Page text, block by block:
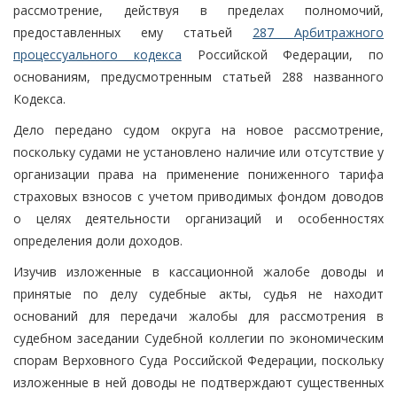
рассмотрение, действуя в пределах полномочий,
предоставленных ему статьей 287 Арбитражного
процессуального кодекса Российской Федерации, по
основаниям, предусмотренным статьей 288 названного
Кодекса.
Дело передано судом округа на новое рассмотрение,
поскольку судами не установлено наличие или отсутствие у
организации права на применение пониженного тарифа
страховых взносов с учетом приводимых фондом доводов
о целях деятельности организаций и особенностях
определения доли доходов.
Изучив изложенные в кассационной жалобе доводы и
принятые по делу судебные акты, судья не находит
оснований для передачи жалобы для рассмотрения в
судебном заседании Судебной коллегии по экономическим
спорам Верховного Суда Российской Федерации, поскольку
изложенные в ней доводы не подтверждают существенных